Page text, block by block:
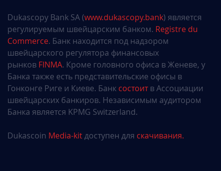
Dukascopy Bank SA (www.dukascopy.bank) является
регулируемым швейцарским банком. Registre du
Commerce. Банк находится под надзором
швейцарского регулятора финансовых
рынков FINMA. Кроме головного офиса в Женеве, у
Банка также есть представительские офисы в
Гонконге Риге и Киеве. Банк состоитв Ассоциации
швейцарских банкиров. Независимым аудитором
Банка является KPMG Switzerland.
Dukascoin Media-kitдоступен для скачивания.